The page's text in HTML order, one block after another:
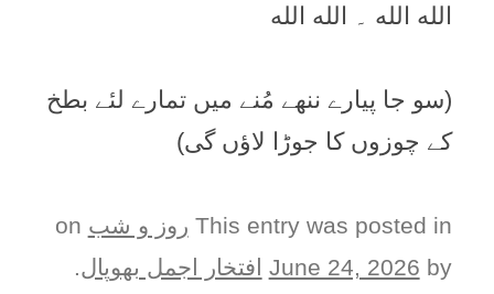
الله الله ۔ الله الله
(سو جا پیارے ننھے مُنے میں تمارے لئے بطخ
کے چوزوں کا جوڑا لاؤں گی)
This entry was posted in روز و شب
June 24, 2026 by افتخار اجمل بھوپال.